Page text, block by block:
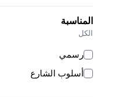
المناسبة
الكل
رسمي
أسلوب الشارع